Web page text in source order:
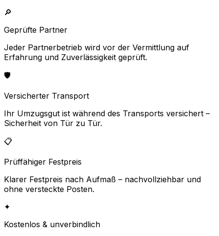
🔎
Geprüfte Partner
Jeder Partnerbetrieb wird vor der Vermittlung auf
Erfahrung und Zuverlässigkeit geprüft.
🛡️
Versicherter Transport
Ihr Umzugsgut ist während des Transports versichert –
Sicherheit von Tür zu Tür.
📋
Prüffähiger Festpreis
Klarer Festpreis nach Aufmaß – nachvollziehbar und
ohne versteckte Posten.
✦
Kostenlos & unverbindlich